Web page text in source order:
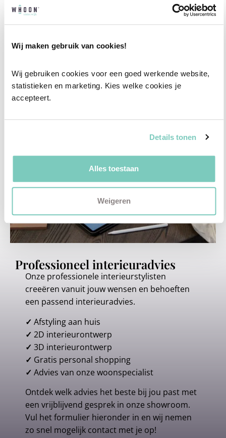
Wij maken gebruik van cookies!
Wij gebruiken cookies voor een goed werkende website,
statistieken en marketing. Kies welke cookies je
accepteert.
Details tonen
Alles toestaan
Weigeren
een vrijblijvend gesprek in onze showroom.
Vul het formulier hieronder in en wij nemen zo
Professioneel interieuradvies
Onze professionele interieurstylisten
creeëren vanuit jouw wensen en behoeften
een passend interieuradvies.
✓ Afstyling aan huis
✓ 2D interieurontwerp
✓ 3D interieurontwerp
✓ Gratis personal shopping
✓ Advies van onze woonspecialist
Ontdek welk advies het beste bij jou past met
een vrijblijvend gesprek in onze showroom.
Vul het formulier hieronder in en wij nemen
zo snel mogelijk contact met je op!